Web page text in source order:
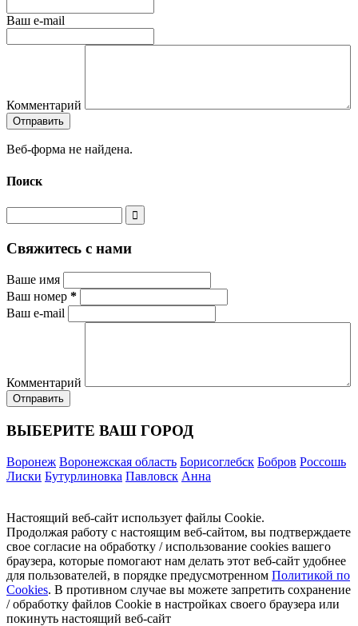
Ваш e-mail
Комментарий
Веб-форма не найдена.
Поиск
Свяжитесь с нами
Ваше имя
Ваш номер *
Ваш e-mail
Комментарий
ВЫБЕРИТЕ ВАШ ГОРОД
Воронеж Воронежская область Борисоглебск Бобров Россошь
Лиски Бутурлиновка Павловск Анна
Настоящий веб-сайт использует файлы Cookie.
Продолжая работу с настоящим веб-сайтом, вы подтверждаете
свое согласие на обработку / использование cookies вашего
браузера, которые помогают нам делать этот веб-сайт удобнее
для пользователей, в порядке предусмотренном Политикой по
Cookies. В противном случае вы можете запретить сохранение
/ обработку файлов Cookie в настройках своего браузера или
покинуть настоящий веб-сайт